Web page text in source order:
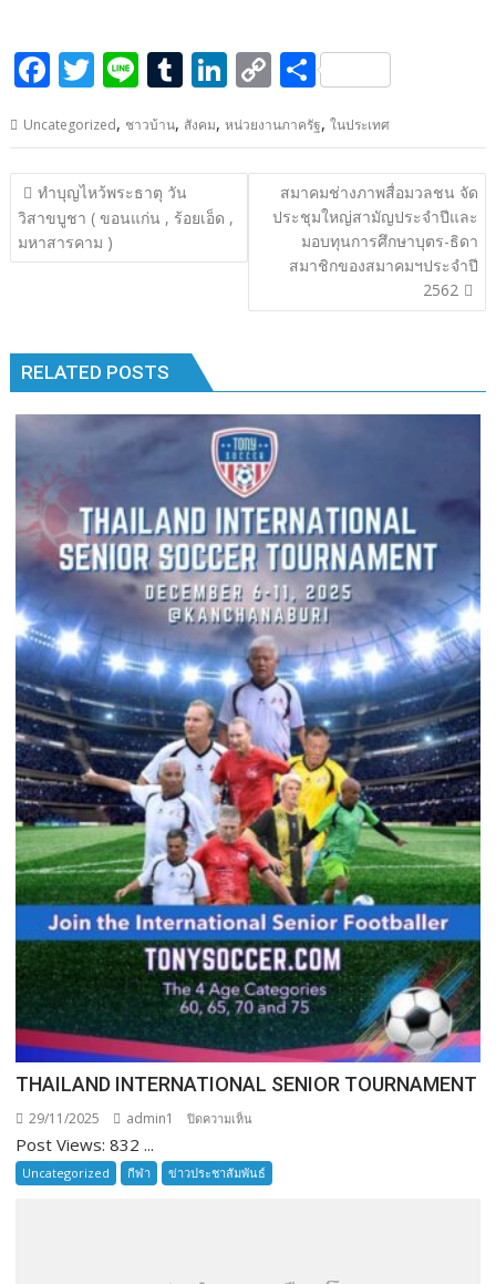
F
e
b
o
o
T
itt
er
Li
e
T
m
bl
r
Li
k
e
dI
C
p
y
Li
k
S
h
ar
e
Uncategorized, ชาวบ้าน, สังคม,หน่วยงานภาครัฐ,ในประเทศ
แนะแนว
เรื่อง
ทำบุญไหว้พระธาตุ วัน
วิสาขบูชา ( ขอนแก่น , ร้อยเอ็ด ,
มหาสารคาม )
สมาคมช่างภาพสื่อมวลชน จัด
ประชุมใหญ่สามัญประจำปีและ
มอบทุนการศึกษาบุตร-ธิดา
สมาชิกของสมาคมฯประจำปี
2562
RELATED POSTS
THAILAND INTERNATIONAL SENIOR TOURNAMENT
29/11/2025 admin1 ปิดความเห็น
INTERNATIONAL
SENIOR
Post Views: 832 ...
Uncategorized กีฬา ข่าวประชาสัมพันธ์